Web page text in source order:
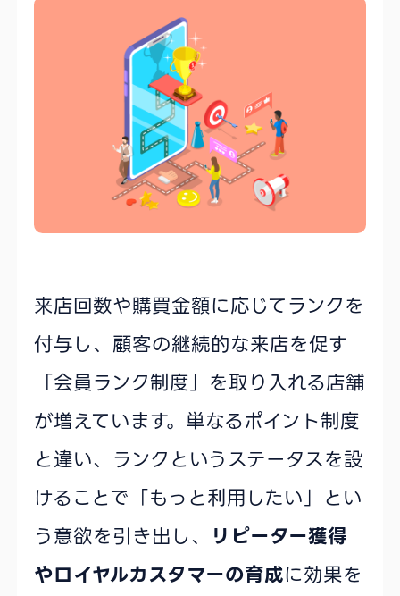
来店回数や購買金額に応じてランクを
付与し、顧客の継続的な来店を促す
「会員ランク制度」を取り入れる店舗
が増えています。単なるポイント制度
と違い、ランクというステータスを設
けることで「もっと利用したい」とい
う意欲を引き出し、 リピーター獲得
やロイヤルカスタマーの育成に効果を